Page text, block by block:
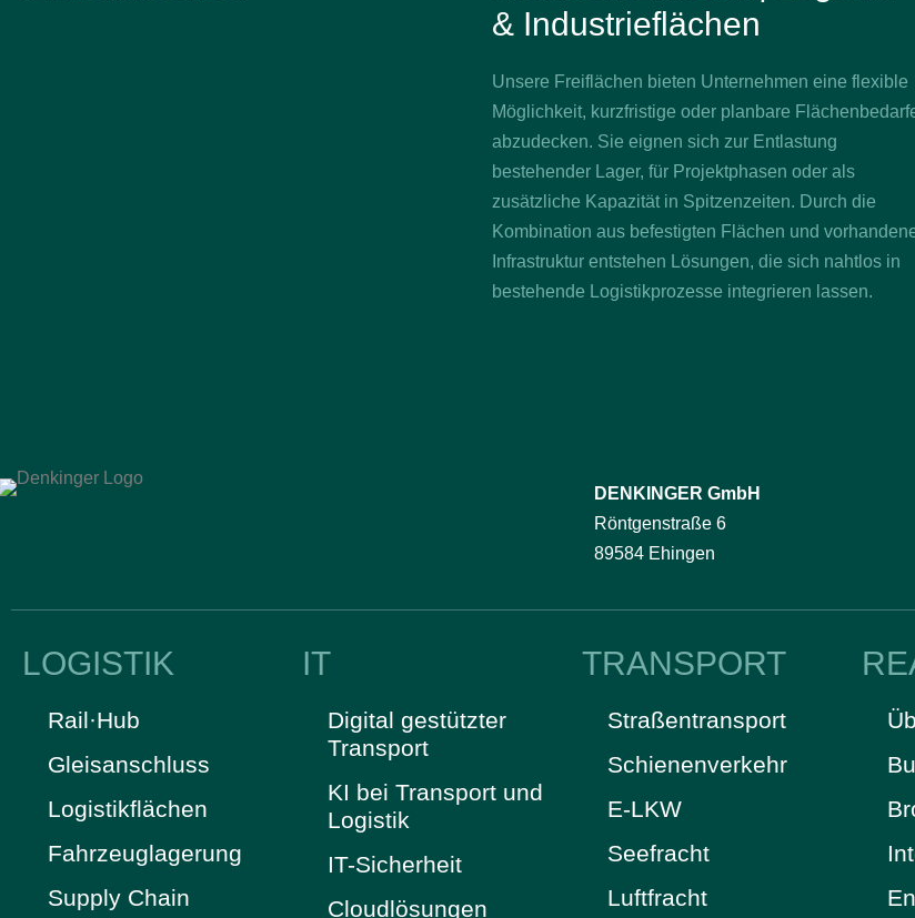
& Industrieflächen
Unsere Freiflächen bieten Unternehmen eine flexible
Möglichkeit, kurzfristige oder planbare
abzudecken. Sie eignen sich zur Entlastung
bestehender Lager, für Projektphasen oder als
zusätzliche Kapazität in Spitzenzeiten. Durch die
Kombination aus befestigten Flächen und
Infrastruktur entstehen Lösungen, die sich nahtlos in
bestehende Logistikprozesse integrieren lassen.
DENKINGER GmbH
Röntgenstraße 6
89584 Ehingen
LOGISTIK
Rail·Hub
Gleisanschluss
Logistikflächen
Fahrzeuglagerung
Supply Chain
IT
Digital gestützter
Transport
KI bei Transport und
Logistik
IT-Sicherheit
Cloudlösungen
TRANSPORT
Straßentransport
Schienenverkehr
E-LKW
Seefracht
Luftfracht